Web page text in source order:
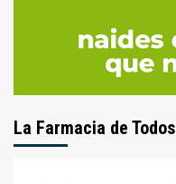
La Farmacia de Todos